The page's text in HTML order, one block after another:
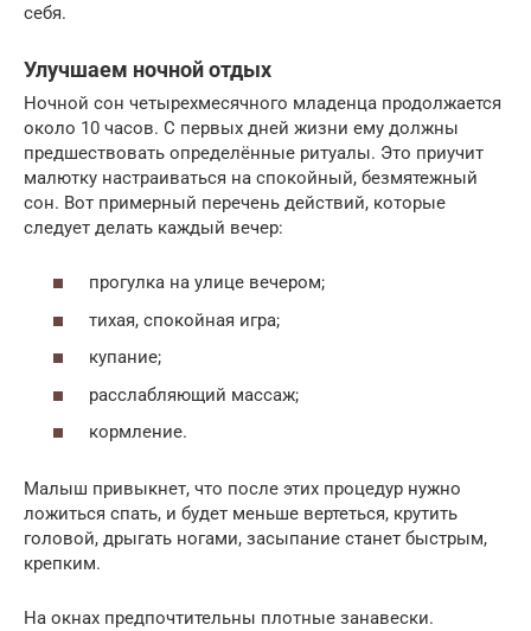
себя.
Улучшаем ночной отдых
Ночной сон четырехмесячного младенца продолжается
около 10 часов. С первых дней жизни ему должны
предшествовать определённые ритуалы. Это приучит
малютку настраиваться на спокойный, безмятежный
сон. Вот примерный перечень действий, которые
следует делать каждый вечер:
прогулка на улице вечером;
тихая, спокойная игра;
купание;
расслабляющий массаж;
кормление.
Малыш привыкнет, что после этих процедур нужно
ложиться спать, и будет меньше вертеться, крутить
головой, дрыгать ногами, засыпание станет быстрым,
крепким.
На окнах предпочтительны плотные занавески.